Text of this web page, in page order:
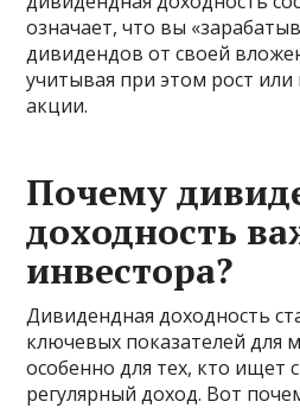
означает, что вы
дивидендов от своей
учитывая при этом рост
акции.
Почему
доходность
инвестора?
Дивидендная доходность
ключевых показателей для
особенно для тех, кто ищет
регулярный доход. Вот